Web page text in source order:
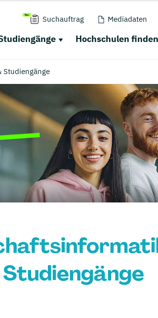
Suchauftrag Mediadaten
Hochschulen finden